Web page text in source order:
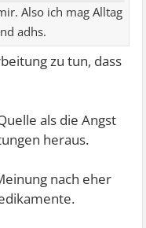
Also ich mag Alltag
adhs.
zu tun, dass
als die Angst
heraus.
nach eher